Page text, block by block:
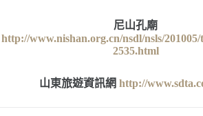
尼山孔廟
http://www.nishan.org.cn/nsdl/nsls/201005/
2535.html
山東旅遊資訊網 http://